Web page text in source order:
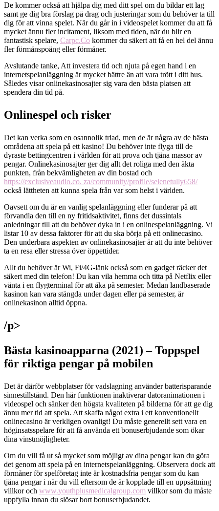
De kommer också att hjälpa dig med ditt spel om du bildar ett lag
samt ge dig bra förslag på drag och justeringar som du behöver ta till
dig för att vinna spelet. När du går in i videospelet kommer du att få
mycket ännu fler incitament, liksom med tiden, när du blir en
fantastisk spelare, Carpc.Co kommer du säkert att få en hel del ännu
fler förmånspoäng eller förmåner.
Avslutande tanke, Att investera tid och njuta på egen hand i en
internetspelanläggning är mycket bättre än att vara trött i ditt hus.
Således visar onlinekasinosajter sig vara den bästa platsen att
spendera din tid på.
Onlinespel och risker
Det kan verka som en osannolik triad, men de är några av de bästa
områdena att spela på ett kasino! Du behöver inte flyga till de
dyraste bettingcentren i världen för att prova och tjäna massor av
pengar. Onlinekasinosajter ger dig allt det roliga med den äkta
punkten, från bekvämligheten av din bostad och
https://exclusiveaudio.co. za/community/profile/selenetully658/
också lättheten att kunna spela från var som helst i världen.
Oavsett om du är en vanlig spelanläggning eller funderar på att
förvandla den till en ny fritidsaktivitet, finns det dussintals
anledningar till att du behöver dyka in i en onlinespelanläggning. Vi
listar 10 av dessa faktorer för att du ska börja på ett onlinecasino.
Den underbara aspekten av onlinekasinosajter är att du inte behöver
ta en resa eller stressa över öppettider.
Allt du behöver är Wi, Fi/4G-länk också som en gadget räcker det
säkert med din telefon! Du kan vila hemma och titta på Netflix eller
vänta i en flygterminal för att åka på semester. Medan landbaserade
kasinon kan vara stängda under dagen eller på semester, är
onlinekasinon alltid öppna.
/p>
Bästa kasinoapparna (2021) – Toppspel
för riktiga pengar på mobilen
Det är därför webbplatser för vadslagning använder batterisparande
sinnestillstånd. Den här funktionen inaktiverar datoranimationen i
videospel och sänker den högsta kvaliteten på bilderna för att ge dig
ännu mer tid att spela. Att skaffa något extra i ett konventionellt
onlinecasino är verkligen ovanligt! Du måste generellt sett vara en
höginsatsspelare för att få använda ett bonuserbjudande som ökar
dina vinstmöjligheter.
Om du vill få ut så mycket som möjligt av dina pengar kan du göra
det genom att spela på en internetspelanläggning. Observera dock att
förmåner för spelföretag inte är kostnadsfria pengar som du kan
tjäna pengar i när du vill eftersom de är kopplade till en uppsättning
villkor och www.youthplusmedicalgroup.com villkor som du måste
uppfylla innan du slösar bort bonuserbjudandet.